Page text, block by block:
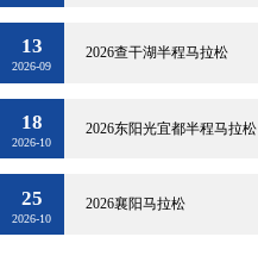
13
2026-09
2026查干湖半程马拉松
18
2026-10
2026东阳光宜都半程马拉松
25
2026-10
2026襄阳马拉松